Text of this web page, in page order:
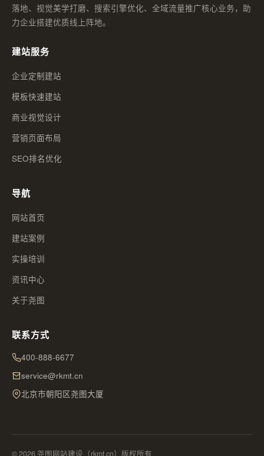
落地、视觉美学打磨、搜索引擎优化、全域流量推广核心业务，助
力企业搭建优质线上阵地。
建站服务
企业定制建站
模板快速建站
商业视觉设计
营销页面布局
SEO排名优化
导航
网站首页
建站案例
实操培训
资讯中心
关于尧图
联系方式
400-888-6677
service@rkmt.cn
北京市朝阳区尧图大厦
© 2026 尧图网站建设（rkmt.cn）版权所有